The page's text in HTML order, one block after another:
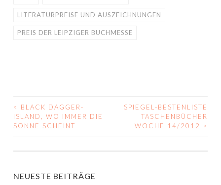
LITERATURPREISE UND AUSZEICHNUNGEN
PREIS DER LEIPZIGER BUCHMESSE
BEITRAGS-
NAVIGATION
<
BLACK DAGGER-
ISLAND, WO IMMER DIE
SONNE SCHEINT
SPIEGEL-BESTENLISTE
TASCHENBÜCHER
WOCHE 14/2012
>
NEUESTE BEITRÄGE